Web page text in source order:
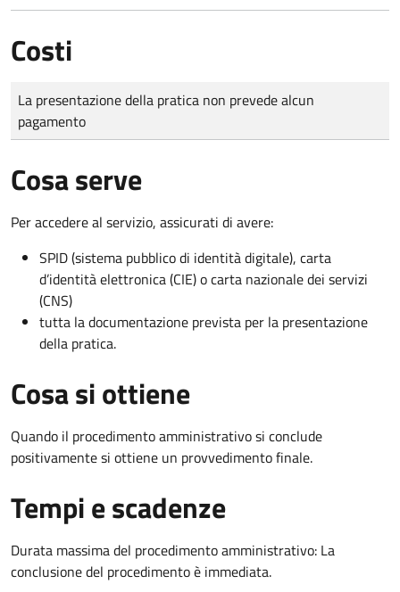
Costi
Tipo di pagamento
Importo
La presentazione della pratica non prevede alcun
pagamento
Cosa serve
Per accedere al servizio, assicurati di avere:
SPID (sistema pubblico di identità digitale), carta
d’identità elettronica (CIE) o carta nazionale dei servizi
(CNS)
tutta la documentazione prevista per la presentazione
della pratica.
Cosa si ottiene
Quando il procedimento amministrativo si conclude
positivamente si ottiene un provvedimento finale.
Tempi e scadenze
Durata massima del procedimento amministrativo: La
conclusione del procedimento è immediata.